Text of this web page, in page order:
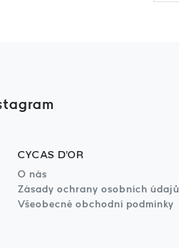
CYCAS D'OR
O nás
Zásady ochrany osobních údajů
Všeobecné obchodní podmínky